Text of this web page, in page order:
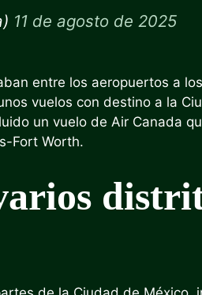
11 de agosto de 2025
entre los aeropuertos a
vuelos con destino a la
un vuelo de Air Canada
Fort Worth.